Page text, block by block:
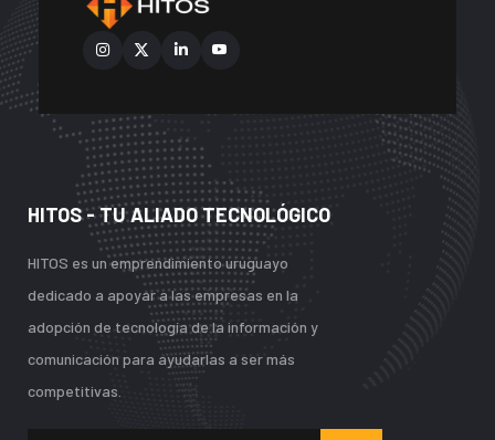
HITOS - TU ALIADO TECNOLÓGICO
HITOS es un emprendimiento uruguayo
dedicado a apoyar a las empresas en la
adopción de tecnología de la información y
comunicación para ayudarlas a ser más
competitivas.